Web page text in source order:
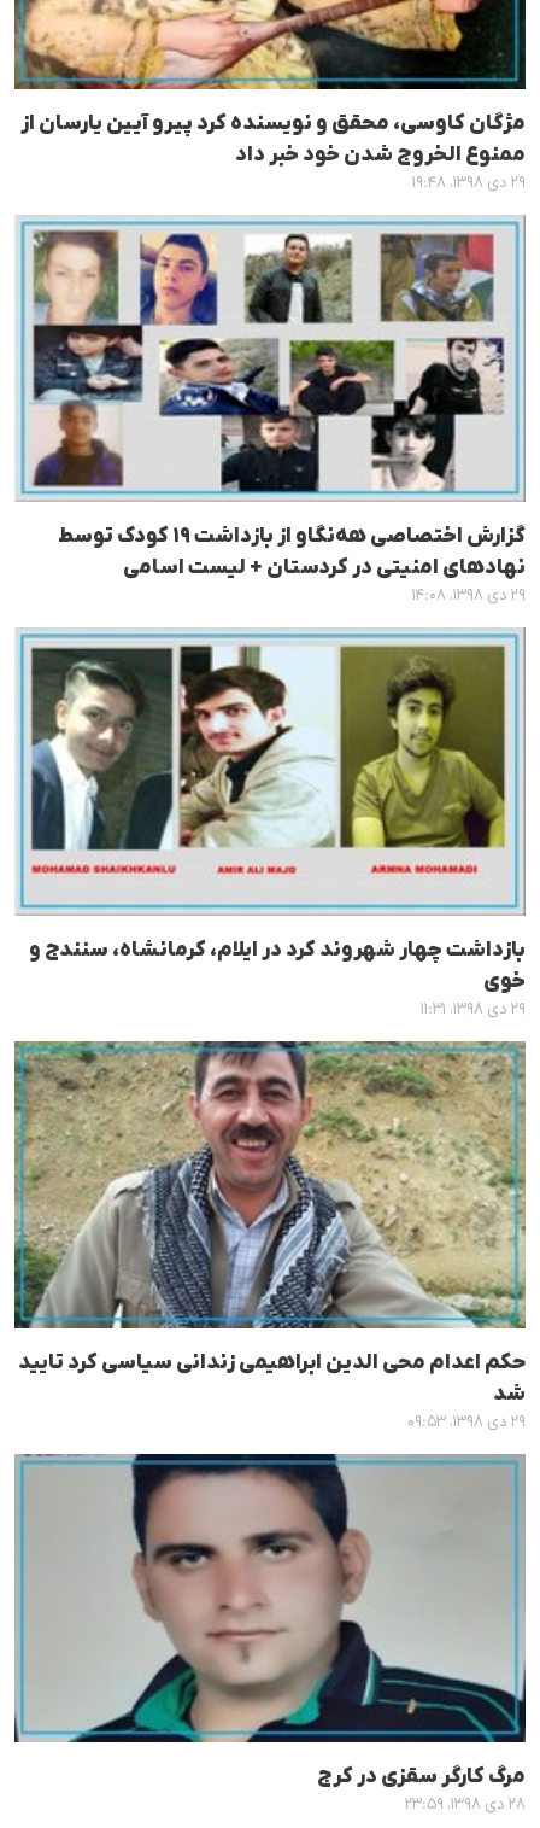
مژگان کاوسی، محقق و نویسندە کرد پیرو آیین یارسان از
ممنوع الخروج شدن خود خبر داد
۲۹ دی ۱۳۹۸، ۱۹:۴۸
گزارش اختصاصی هەنگاو از بازداشت ١٩ کودک توسط
نهادهای امنیتی در کردستان + لیست اسامی
۲۹ دی ۱۳۹۸، ۱۴:۰۸
بازداشت چهار شهروند کرد در ایلام، کرمانشاه، سنندج و
خوی
۲۹ دی ۱۳۹۸، ۱۱:۳۱
حکم اعدام محی الدین ابراهیمی زندانی سیاسی کرد تایید
شد
۲۹ دی ۱۳۹۸، ۰۹:۵۳
مرگ کارگر سقزی در کرج
۲۸ دی ۱۳۹۸، ۲۳:۵۹